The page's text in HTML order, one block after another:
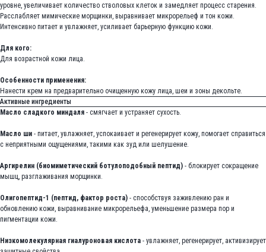
уровне, увеличивает количество стволовых клеток и замедляет процесс старения.
Расслабляет мимические морщинки, выравнивает микрорельеф и тон кожи.
Интенсивно питает и увлажняет, усиливает барьерную функцию кожи.
Для кого:
Для возрастной кожи лица.
Особенности применения:
Нанести крем на предварительно очищенную кожу лица, шеи и зоны декольте.
Активные ингредиенты
Масло сладкого миндаля - смягчает и устраняет сухость.
Масло ши - питает, увлажняет, успокаивает и регенерирует кожу, помогает справиться
с неприятными ощущениями, такими как зуд или шелушение.
Аргирелин (биомиметический ботулоподобный пептид) - блокирует сокращение
мышц, разглаживания морщинки.
Олигопептид-1 (пептид, фактор роста) - способствуя заживлению ран и
обновлению кожи, выравнивание микрорельефа, уменьшение размера пор и
пигментации кожи.
Низкомолекулярная гиалуроновая кислота - увлажняет, регенерирует, активизирует